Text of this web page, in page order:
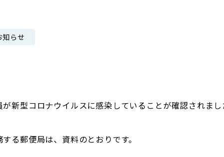
知らせ
新型コロナウイルスに感染していることが確認されまし
る郵便局は、資料のとおりです。